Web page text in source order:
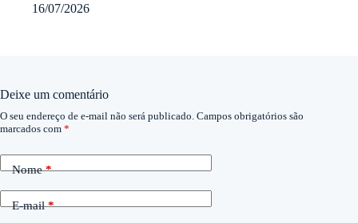
16/07/2026
Deixe um comentário
O seu endereço de e-mail não será publicado. Campos obrigatórios são
marcados com *
Nome*
E-mail*